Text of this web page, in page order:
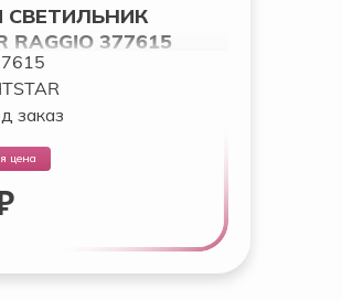
RAGGIO 377615
заказ
цена